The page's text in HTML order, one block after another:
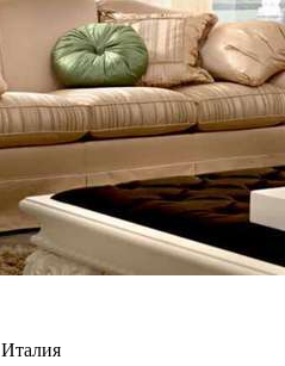
Италия